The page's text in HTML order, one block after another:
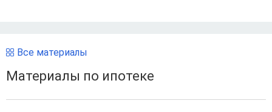
Все материалы
Материалы по ипотеке